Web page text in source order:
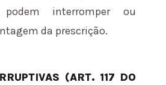
interromper ou
da prescrição.
(ART. 117 DO